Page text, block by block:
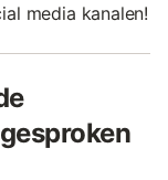
media kanalen!